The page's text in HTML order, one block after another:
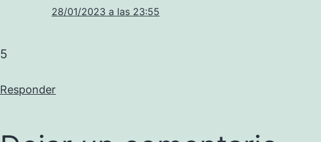
28/01/2023 a las 23:55
5
Responder